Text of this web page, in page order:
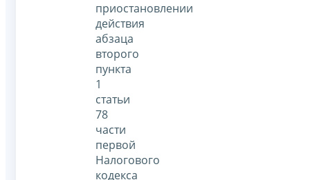
приостановлении
действия
абзаца
второго
пункта
1
статьи
78
части
первой
Налогового
кодекса